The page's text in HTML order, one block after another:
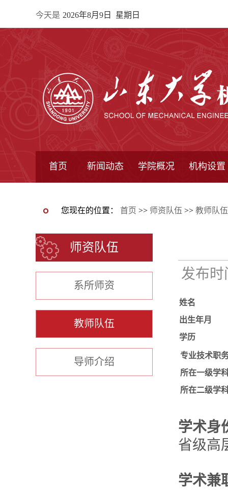
今天是 2026年8月9日 星期日
首页 新闻动态 学院概况 机构设置
您现在的位置： 首页 >> 师资队伍 >> 教师队伍
师资队伍
系所师资
教师队伍
导师介绍
发布
姓名
出生年月
学历
专业技术职
所在一级学
所在二级学
学术身
省级高
学术兼